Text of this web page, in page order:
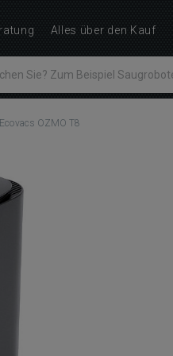
OZMO T8
Alles über den Kauf